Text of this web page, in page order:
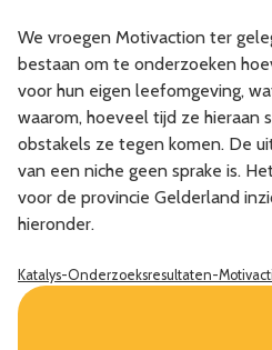
We vroegen Motivaction ter
bestaan om te onderzoeken
voor hun eigen leefomgeving,
waarom, hoeveel tijd ze hieraan
obstakels ze tegen komen. De
van een niche geen sprake is.
voor de provincie Gelderland
hieronder.
Katalys-Onderzoeksresultaten-